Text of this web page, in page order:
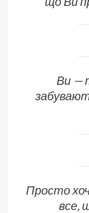
Ви —
Просто
все,